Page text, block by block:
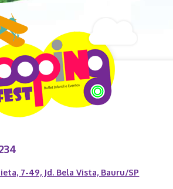
7-49, Jd. Bela Vista, Bauru/SP